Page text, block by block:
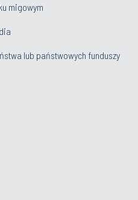
migowym
lub państwowych funduszy